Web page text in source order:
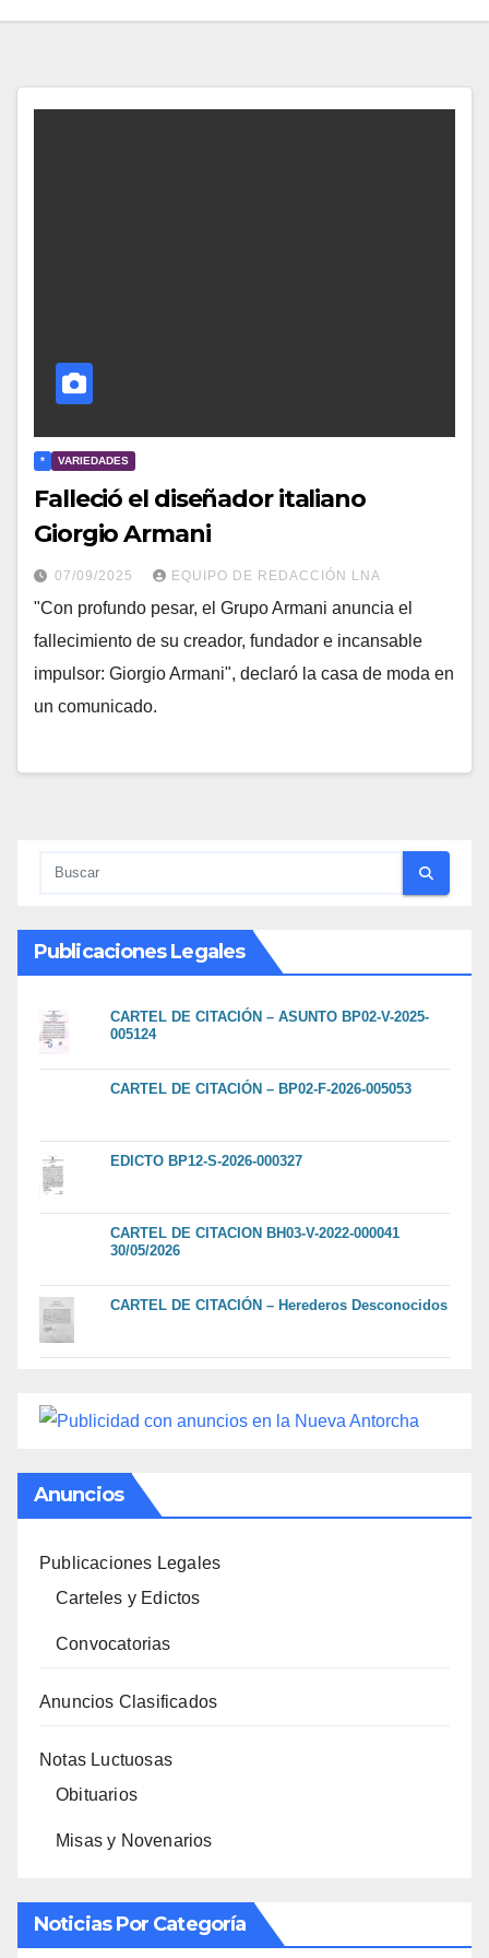
* VARIEDADES
Falleció el diseñador italiano
Giorgio Armani
07/09/2025 EQUIPO DE REDACCIÓN LNA
"Con profundo pesar, el Grupo Armani anuncia el
fallecimiento de su creador, fundador e incansable
impulsor: Giorgio Armani", declaró la casa de moda en
un comunicado.
Publicaciones Legales
CARTEL DE CITACIÓN – ASUNTO BP02-V-2025-
005124
CARTEL DE CITACIÓN – BP02-F-2026-005053
EDICTO BP12-S-2026-000327
CARTEL DE CITACION BH03-V-2022-000041
30/05/2026
CARTEL DE CITACIÓN – Herederos Desconocidos
Anuncios
Publicaciones Legales
Carteles y Edictos
Convocatorias
Anuncios Clasificados
Notas Luctuosas
Obituarios
Misas y Novenarios
Noticias Por Categoría